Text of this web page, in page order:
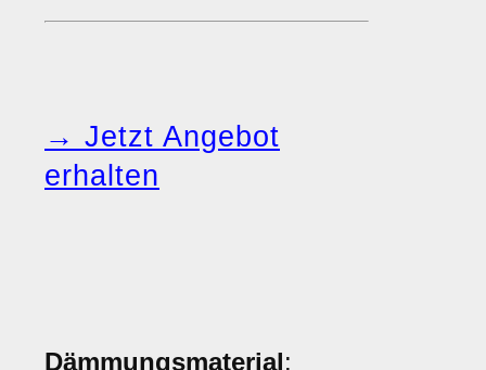
→ Jetzt Angebot
erhalten
Dämmungsmaterial: